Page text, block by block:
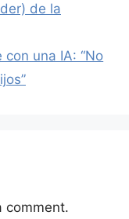
de la
una IA: “No
comment.